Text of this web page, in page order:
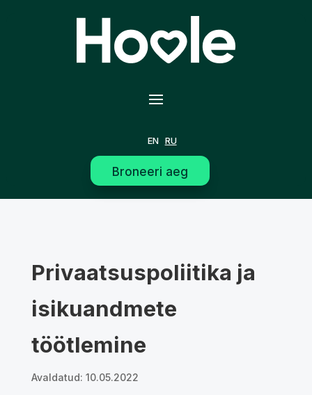
EN RU
Broneeri aeg
Privaatsuspoliitika ja
isikuandmete
töötlemine
Avaldatud: 10.05.2022